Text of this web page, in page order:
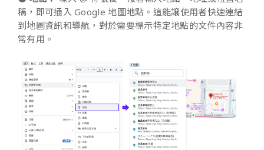
稱，即可插入 Google 地圖地點。這能讓使用者快速連結
到地圖資訊和導航，對於需要標示特定地點的文件內容非
常有用。